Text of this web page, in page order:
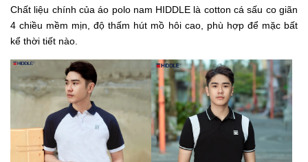
Chất liệu chính của áo polo nam HIDDLE là cotton cá sấu co giãn
4 chiều mềm mịn, độ thấm hút mồ hôi cao, phù hợp để mặc bất
kể thời tiết nào.